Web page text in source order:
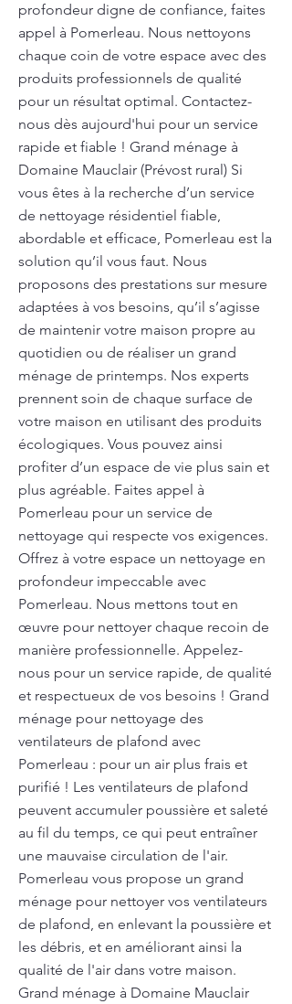
profondeur digne de confiance, faites
appel à Pomerleau. Nous nettoyons
chaque coin de votre espace avec des
produits professionnels de qualité
pour un résultat optimal. Contactez-
nous dès aujourd'hui pour un service
rapide et fiable ! Grand ménage à
Domaine Mauclair (Prévost rural) Si
vous êtes à la recherche d’un service
de nettoyage résidentiel fiable,
abordable et efficace, Pomerleau est la
solution qu’il vous faut. Nous
proposons des prestations sur mesure
adaptées à vos besoins, qu’il s’agisse
de maintenir votre maison propre au
quotidien ou de réaliser un grand
ménage de printemps. Nos experts
prennent soin de chaque surface de
votre maison en utilisant des produits
écologiques. Vous pouvez ainsi
profiter d’un espace de vie plus sain et
plus agréable. Faites appel à
Pomerleau pour un service de
nettoyage qui respecte vos exigences.
Offrez à votre espace un nettoyage en
profondeur impeccable avec
Pomerleau. Nous mettons tout en
œuvre pour nettoyer chaque recoin de
manière professionnelle. Appelez-
nous pour un service rapide, de qualité
et respectueux de vos besoins ! Grand
ménage pour nettoyage des
ventilateurs de plafond avec
Pomerleau : pour un air plus frais et
purifié ! Les ventilateurs de plafond
peuvent accumuler poussière et saleté
au fil du temps, ce qui peut entraîner
une mauvaise circulation de l'air.
Pomerleau vous propose un grand
ménage pour nettoyer vos ventilateurs
de plafond, en enlevant la poussière et
les débris, et en améliorant ainsi la
qualité de l'air dans votre maison.
Grand ménage à Domaine Mauclair